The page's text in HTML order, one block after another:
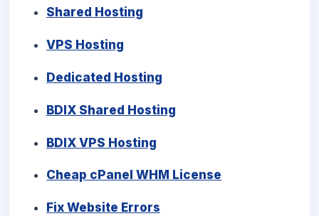
Shared Hosting
VPS Hosting
Dedicated Hosting
BDIX Shared Hosting
BDIX VPS Hosting
Cheap cPanel WHM License
Fix Website Errors